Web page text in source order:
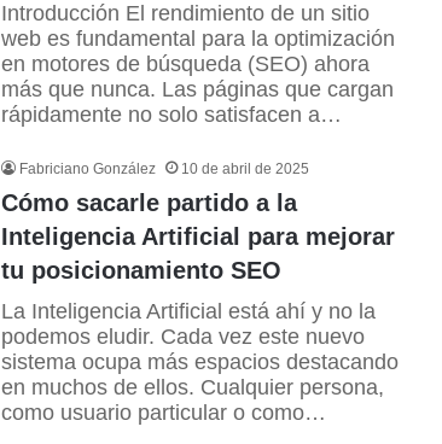
Introducción El rendimiento de un sitio
web es fundamental para la optimización
en motores de búsqueda (SEO) ahora
más que nunca. Las páginas que cargan
rápidamente no solo satisfacen a…
Fabriciano González 10 de abril de 2025
Cómo sacarle partido a la
Inteligencia Artificial para mejorar
tu posicionamiento SEO
La Inteligencia Artificial está ahí y no la
podemos eludir. Cada vez este nuevo
sistema ocupa más espacios destacando
en muchos de ellos. Cualquier persona,
como usuario particular o como…